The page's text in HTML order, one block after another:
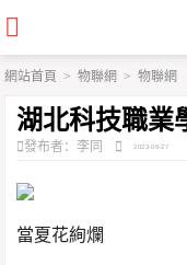
網站首頁 > 物聯網 > 物聯網
湖北科技職業
發布者：李同 2023-06-27
當夏花絢爛